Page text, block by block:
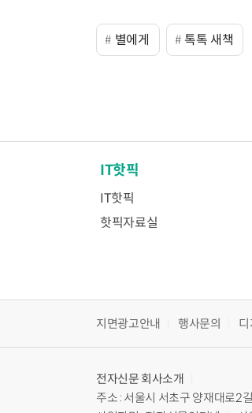
별에게 톡톡 새책
IT핫픽
IT핫픽
핫픽자료실
지면광고안내 행사문의
전자신문 회사소개
주소 : 서울시 서초구 양재대로2